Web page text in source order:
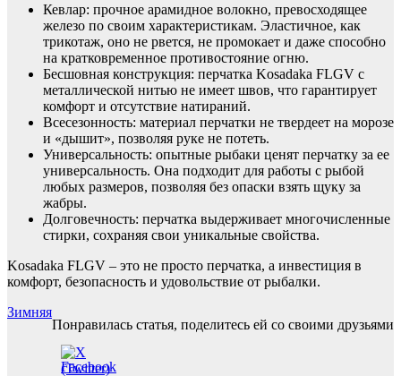
Кевлар: прочное арамидное волокно, превосходящее
железо по своим характеристикам. Эластичное, как
трикотаж, оно не рвется, не промокает и даже способно
на кратковременное противостояние огню.
Бесшовная конструкция: перчатка Kosadaka FLGV с
металлической нитью не имеет швов, что гарантирует
комфорт и отсутствие натираний.
Всесезонность: материал перчатки не твердеет на морозе
и «дышит», позволяя руке не потеть.
Универсальность: опытные рыбаки ценят перчатку за ее
универсальность. Она подходит для работы с рыбой
любых размеров, позволяя без опаски взять щуку за
жабры.
Долговечность: перчатка выдерживает многочисленные
стирки, сохраняя свои уникальные свойства.
Kosadaka FLGV – это не просто перчатка, а инвестиция в
комфорт, безопасность и удовольствие от рыбалки.
Понравилась статья, поделитесь ей со своими друзьями
Навигация
записям
Зимняя